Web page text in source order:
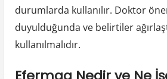
durumlarda kullanılır. Doktor
duyulduğunda ve belirtiler
kullanılmalıdır.